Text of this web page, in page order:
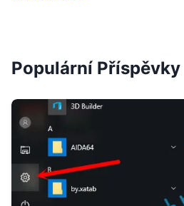
Populární Příspěvky